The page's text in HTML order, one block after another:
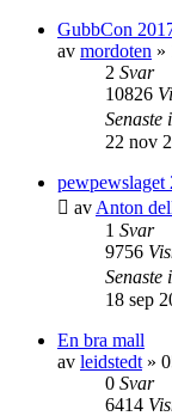
GubbCon
av mordoten »
2 Svar
10826
Senaste
22 nov
pewpewslaget
av Anton
1 Svar
9756
Senaste
18 sep
En bra mall
av leidstedt »
0 Svar
6414